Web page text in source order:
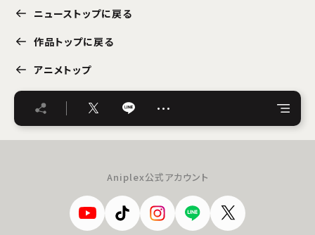
ニューストップに戻る
作品トップに戻る
アニメトップ
…
Aniplex公式アカウント